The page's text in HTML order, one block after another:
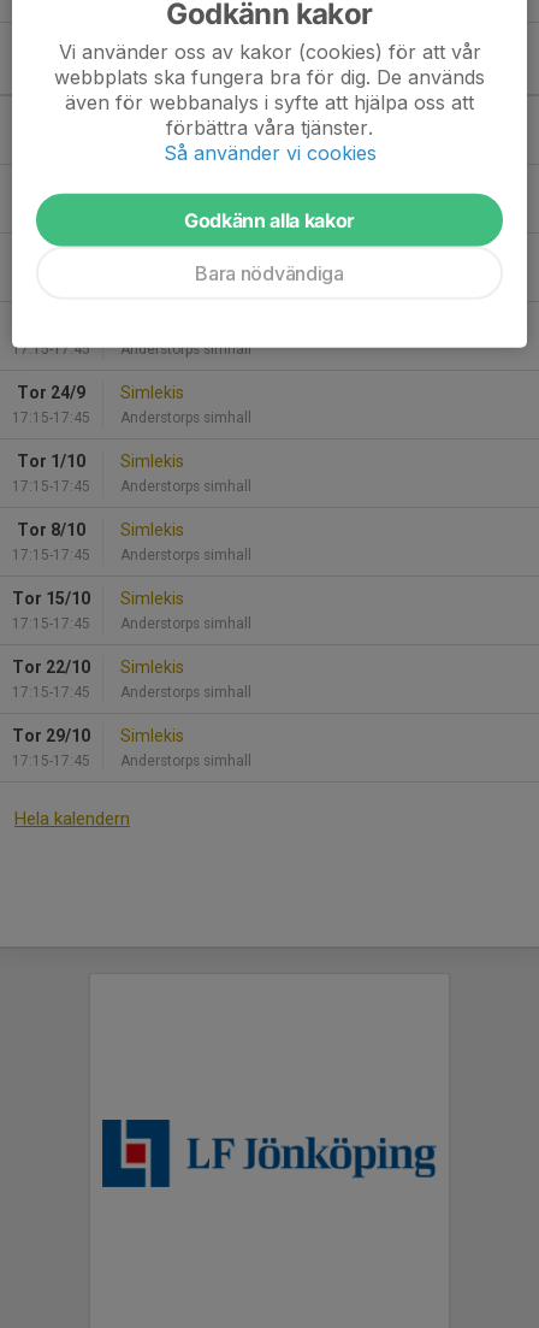
Kommande aktiviteter
Simlekis
Anderstorps simhall
17:15-17:45 Anderstorps simhall
Anderstorps simhall
17:15-17:45 Anderstorps simhall
Tor 24/9
17:15-17:45
Simlekis
Anderstorps simhall
Tor 1/10
17:15-17:45
Simlekis
Anderstorps simhall
Tor 8/10
17:15-17:45
Simlekis
Anderstorps simhall
Tor 15/10
17:15-17:45
Simlekis
Anderstorps simhall
Tor 22/10
17:15-17:45
Simlekis
Anderstorps simhall
Tor 29/10
17:15-17:45
Simlekis
Anderstorps simhall
Hela kalendern
Godkänn kakor
Vi använder oss av kakor (cookies) för att vår
webbplats ska fungera bra för dig. De används
även för webbanalys i syfte att hjälpa oss att
förbättra våra tjänster.
Så använder vi cookies
Godkänn alla kakor
Bara nödvändiga